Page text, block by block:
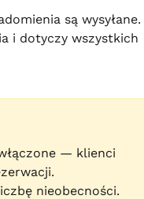
są wysyłane.
i dotyczy wszystkich
— klienci
nieobecności.